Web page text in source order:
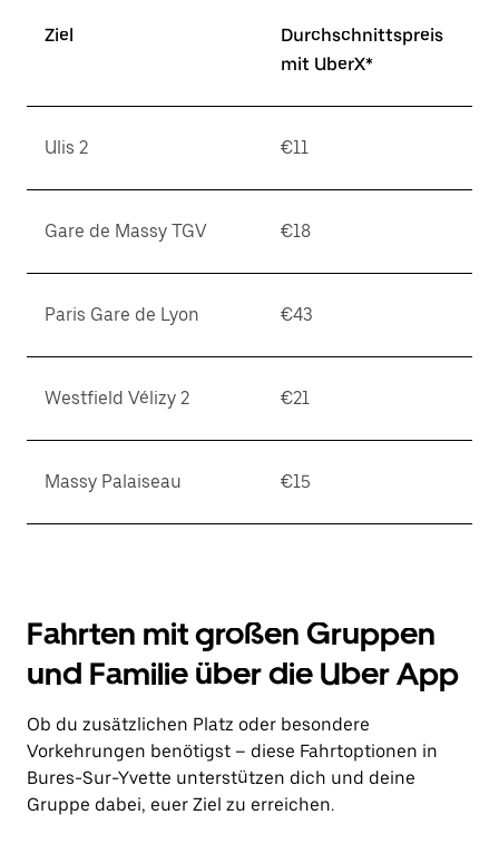
Ziel
Durchschnittspreis
mit UberX*
Ulis 2 €11
Gare de Massy TGV €18
Paris Gare de Lyon €43
Westfield Vélizy 2 €21
Massy Palaiseau €15
Fahrten mit großen Gruppen
und Familie über die Uber App
Ob du zusätzlichen Platz oder besondere
Vorkehrungen benötigst – diese Fahrtoptionen in
Bures-Sur-Yvette unterstützen dich und deine
Gruppe dabei, euer Ziel zu erreichen.